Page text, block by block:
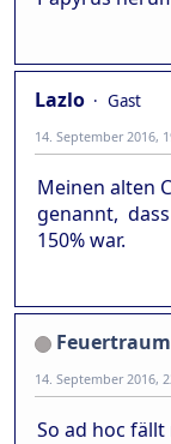
Lazlo
Gast
14. September 2016,
Meinen alten
genannt,
150% war.
Feuertraum
14. September 2016,
So ad hoc